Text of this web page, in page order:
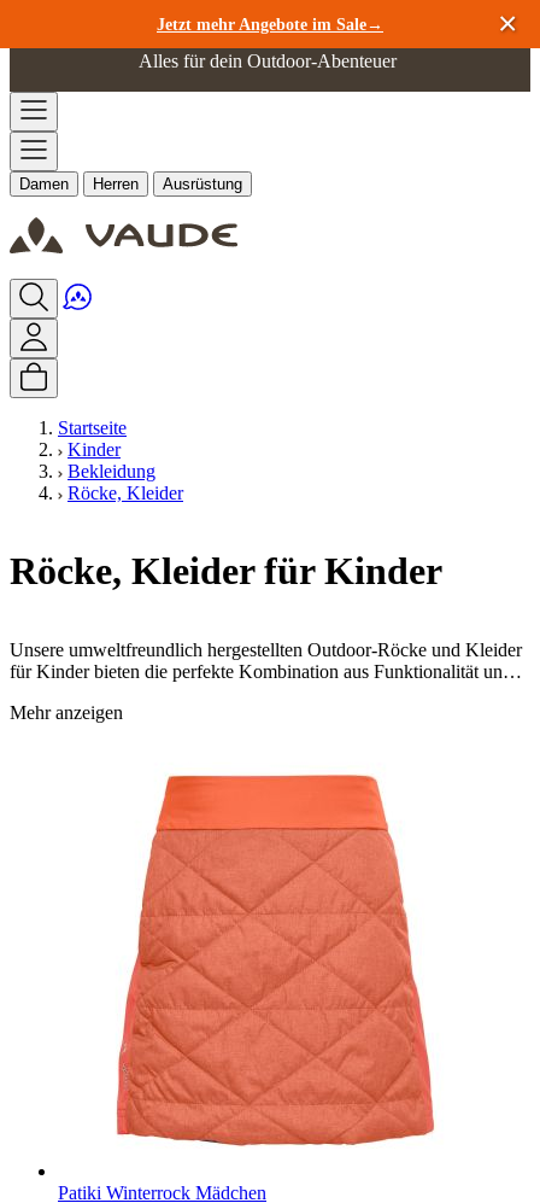
Jetzt mehr Angebote im Sale→
Zum Inhalt springen
Alles für dein Outdoor-Abenteuer
Damen Herren Ausrüstung
Startseite
Kinder
Bekleidung
Röcke, Kleider
Röcke, Kleider für Kinder
Unsere umweltfreundlich hergestellten Outdoor-Röcke und Kleider
für Kinder bieten die perfekte Kombination aus Funktionalität und
für Erlebnisse in der Natur und sorgen gleichzeitig für ein
Mehr anzeigen
Patiki Winterrock Mädchen